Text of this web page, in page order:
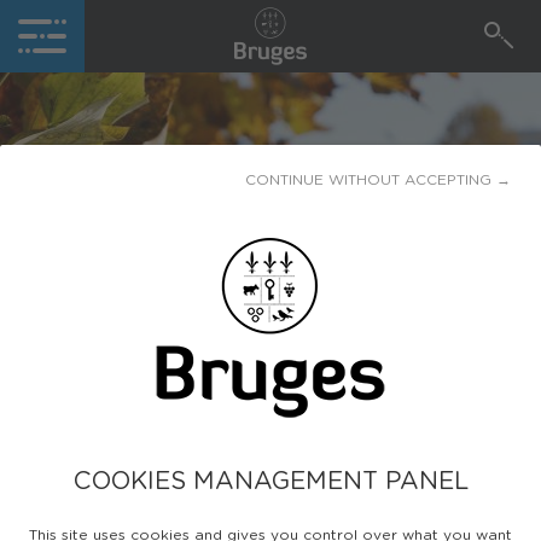
COOKIES MANAGEMENT PANEL
This site uses cookies and gives you control over what you want
CONTINUE WITHOUT ACCEPTING →
PARC AUSONE :
DÉPLACEMENT DE
L'AIRE DE JEUX
Publiée le17 juillet 2023